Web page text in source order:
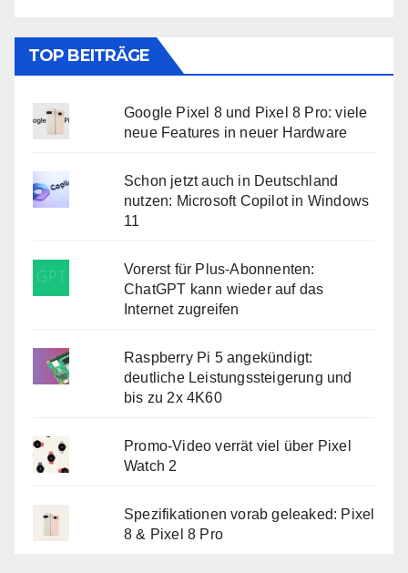
TOP BEITRÄGE
Google Pixel 8 und Pixel 8 Pro: viele
neue Features in neuer Hardware
Schon jetzt auch in Deutschland
nutzen: Microsoft Copilot in Windows
11
Vorerst für Plus-Abonnenten:
ChatGPT kann wieder auf das
Internet zugreifen
Raspberry Pi 5 angekündigt:
deutliche Leistungssteigerung und
bis zu 2x 4K60
Promo-Video verrät viel über Pixel
Watch 2
Spezifikationen vorab geleaked: Pixel
8 & Pixel 8 Pro